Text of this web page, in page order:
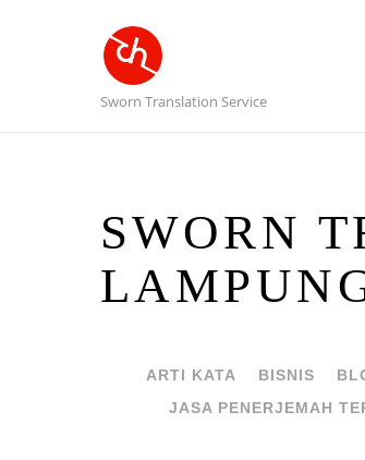
Sworn Translation Service
SWORN
ARTI KATA BISNIS
JASA PENERJEMAH